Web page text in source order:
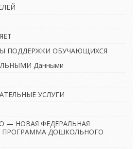
ПОДДЕРЖКИ ОБУЧАЮЩИХСЯ
Данными
УСЛУГИ
— НОВАЯ ФЕДЕРАЛЬНАЯ
ПРОГРАММА ДОШКОЛЬНОГО